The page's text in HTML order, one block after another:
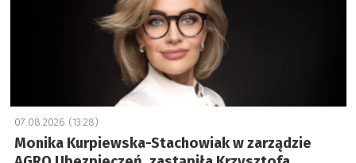
07.08.2026 (13:28)
Monika Kurpiewska-Stachowiak w zarządzie